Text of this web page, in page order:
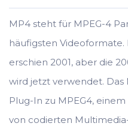
MP4 steht für MPEG-4
häufigsten Videoformate.
erschien 2001, aber die
wird jetzt verwendet.
Plug-In zu MPEG4,
von codierten